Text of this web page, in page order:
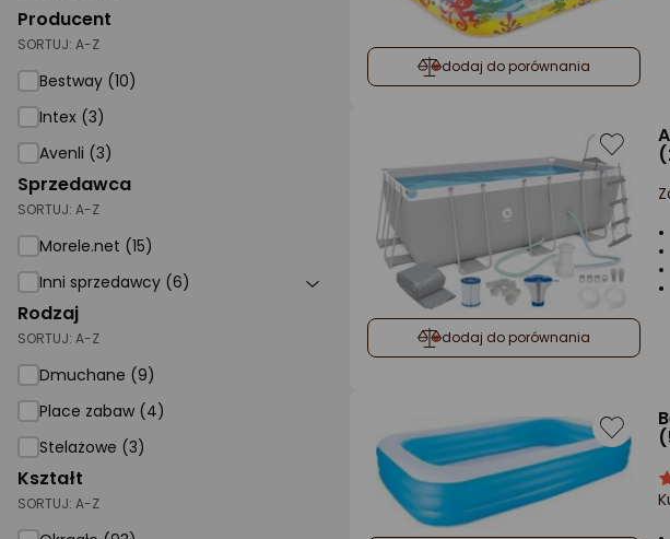
Supermarket
Strefa marek
Producent
SORTUJ: A-Z
Bestway (10)
Intex (3)
Avenli (3)
Sprzedawca
SORTUJ: A-Z
Morele.net (15)
Inni sprzedawcy (6)
Rodzaj
SORTUJ: A-Z
Dmuchane (9)
Place zabaw (4)
Stelażowe (3)
Kształt
SORTUJ: A-Z
dodaj do porównania
dodaj do porównania